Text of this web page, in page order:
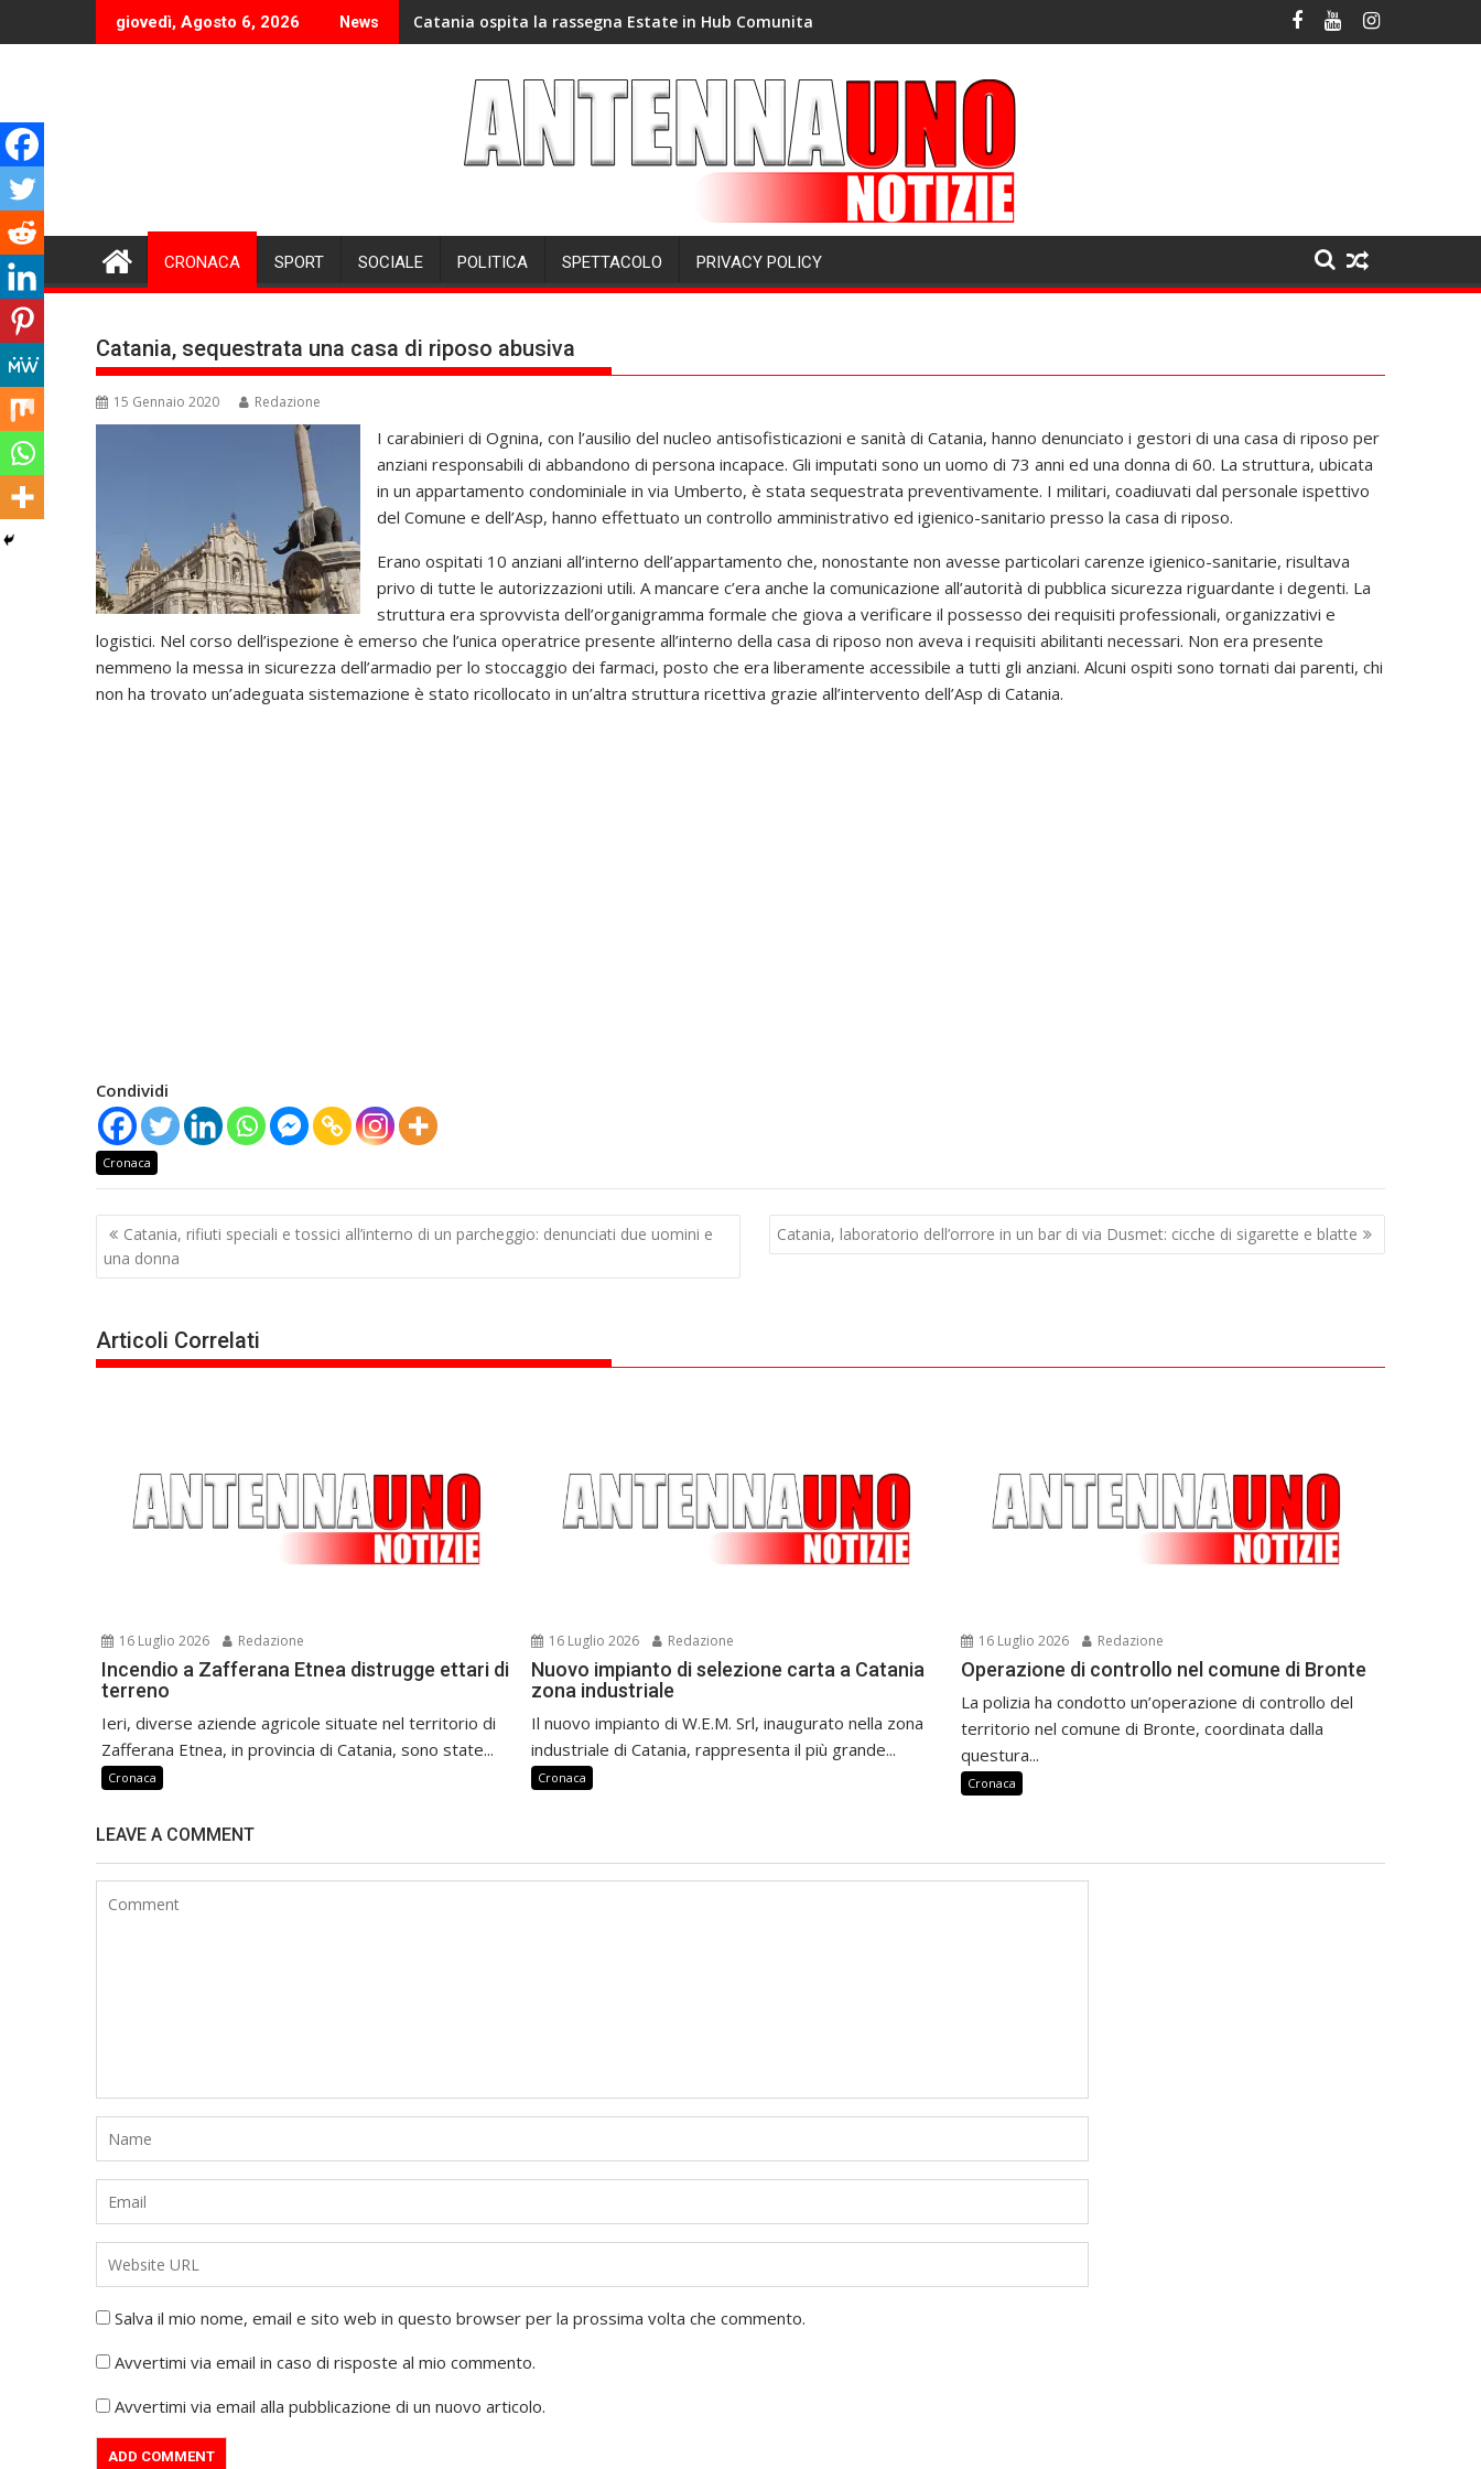
to
giovedì, Agosto 6, 2026 News Catania ospita la rassegna Estate in Hub Comunita
CRONACA SPORT SOCIALE POLITICA SPETTACOLO PRIVACY POLICY
Catania, sequestrata una casa di riposo abusiva
15 Gennaio 2020 Redazione
I carabinieri di Ognina, con l’ausilio del nucleo antisofisticazioni e sanità di Catania, hanno denunciato i gestori di una casa di riposo per
anziani responsabili di abbandono di persona incapace. Gli imputati sono un uomo di 73 anni ed una donna di 60. La struttura, ubicata
in un appartamento condominiale in via Umberto, è stata sequestrata preventivamente. I militari, coadiuvati dal personale ispettivo
del Comune e dell’Asp, hanno effettuato un controllo amministrativo ed igienico-sanitario presso la casa di riposo.
Erano ospitati 10 anziani all’interno dell’appartamento che, nonostante non avesse particolari carenze igienico-sanitarie, risultava
privo di tutte le autorizzazioni utili. A mancare c’era anche la comunicazione all’autorità di pubblica sicurezza riguardante i degenti. La
struttura era sprovvista dell’organigramma formale che giova a verificare il possesso dei requisiti professionali, organizzativi e
logistici. Nel corso dell’ispezione è emerso che l’unica operatrice presente all’interno della casa di riposo non aveva i requisiti abilitanti necessari. Non era presente
nemmeno la messa in sicurezza dell’armadio per lo stoccaggio dei farmaci, posto che era liberamente accessibile a tutti gli anziani. Alcuni ospiti sono tornati dai parenti, chi
non ha trovato un’adeguata sistemazione è stato ricollocato in un’altra struttura ricettiva grazie all’intervento dell’Asp di Catania.
Condividi
Cronaca
Navigazione
articoli
Catania, rifiuti speciali e tossici all’interno di un parcheggio: denunciati due uomini e
una donna
Catania, laboratorio dell’orrore in un bar di via Dusmet: cicche di sigarette e blatte
Articoli Correlati
16 Luglio 2026 Redazione
Incendio a Zafferana Etnea distrugge ettari di
terreno
Ieri, diverse aziende agricole situate nel territorio di
Zafferana Etnea, in provincia di Catania, sono state...
Cronaca
16 Luglio 2026 Redazione
Nuovo impianto di selezione carta a Catania
zona industriale
Il nuovo impianto di W.E.M. Srl, inaugurato nella zona
industriale di Catania, rappresenta il più grande...
Cronaca
16 Luglio 2026 Redazione
Operazione di controllo nel comune di Bronte
La polizia ha condotto un’operazione di controllo del
territorio nel comune di Bronte, coordinata dalla
questura...
Cronaca
LEAVE A COMMENT
Salva il mio nome, email e sito web in questo browser per la prossima volta che commento.
Avvertimi via email in caso di risposte al mio commento.
Avvertimi via email alla pubblicazione di un nuovo articolo.